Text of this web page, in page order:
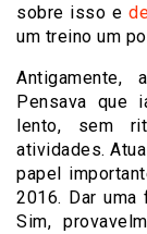
sobre isso e
um treino um
Antigamente,
Pensava que
lento, sem
atividades.
papel
2016. Dar
Sim,